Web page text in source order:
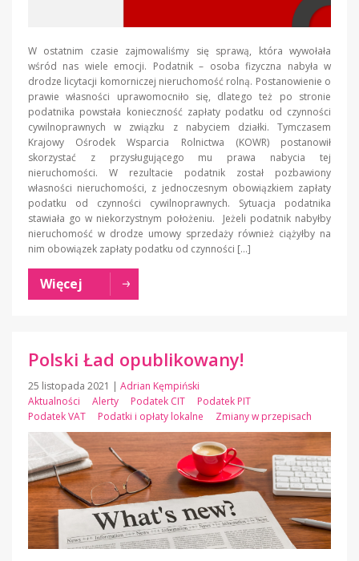
W ostatnim czasie zajmowaliśmy się sprawą, która wywołała
wśród nas wiele emocji. Podatnik – osoba fizyczna nabyła w
drodze licytacji komorniczej nieruchomość rolną. Postanowienie o
prawie własności uprawomocniło się, dlatego też po stronie
podatnika powstała konieczność zapłaty podatku od czynności
cywilnoprawnych w związku z nabyciem działki. Tymczasem
Krajowy Ośrodek Wsparcia Rolnictwa (KOWR) postanowił
skorzystać z przysługującego mu prawa nabycia tej
nieruchomości. W rezultacie podatnik został pozbawiony
własności nieruchomości, z jednoczesnym obowiązkiem zapłaty
podatku od czynności cywilnoprawnych. Sytuacja podatnika
stawiała go w niekorzystnym położeniu. Jeżeli podatnik nabyłby
nieruchomość w drodze umowy sprzedaży również ciążyłby na
nim obowiązek zapłaty podatku od czynności […]
Więcej
Polski Ład opublikowany!
25 listopada 2021 | Adrian Kęmpiński
Aktualności
Alerty Podatek CIT
Podatek PIT
Podatek VAT
Podatki i opłaty lokalne Zmiany w przepisach